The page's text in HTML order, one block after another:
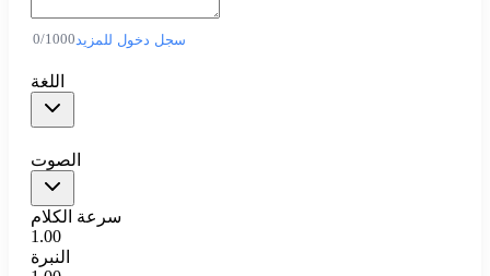
0/1000 سجل دخول للمزيد
اللغة
الصوت
سرعة الكلام
1.00
النبرة